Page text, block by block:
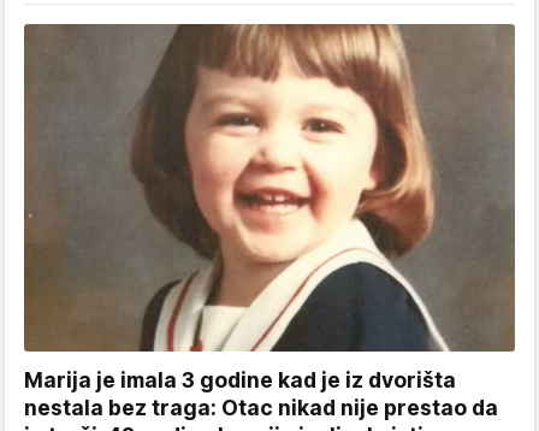
Marija je imala 3 godine kad je iz dvorišta
nestala bez traga: Otac nikad nije prestao da